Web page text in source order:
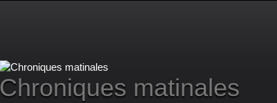
Chroniques matinales